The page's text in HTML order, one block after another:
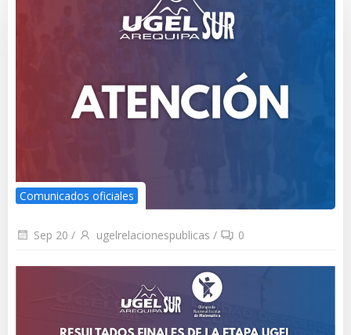
Comunicados oficiales
Sep 20 / ugelrelacionespublicas / 0